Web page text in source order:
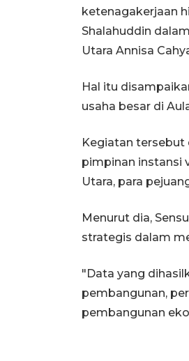
ketenagakerjaan
Shalahuddin
Utara Annisa
Hal itu
usaha besar di
Kegiatan tersebut
pimpinan instansi
Utara, para
Menurut dia,
strategis dalam
"Data yang
pembangunan,
pembangunan